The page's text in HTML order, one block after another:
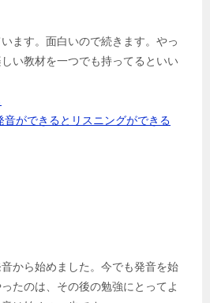
ます。面白いので続きます。やっ
い教材を一つでも持ってるといい
ができるとリスニングができる
から始めました。今でも発音を始
たのは、その後の勉強にとってよ